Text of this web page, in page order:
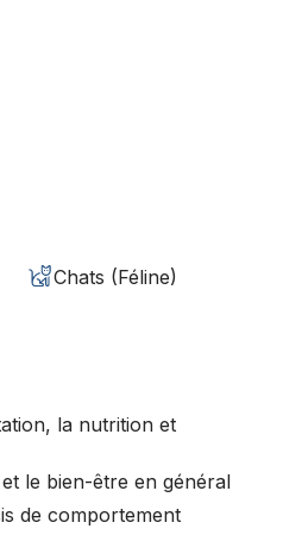
Chats (Féline)
la nutrition et
le bien-être en général
de comportement